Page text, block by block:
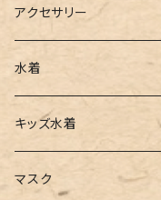
ベスト
チュニック
タンクトップ
キャミソール
ワイドパンツ
カーゴパンツ
サロペット
ガウチョ
サロペット
オールインワン
パンプス
サンダル
スニーカー
フラットシューズ
トートバッグ
ショルダー
バックパック
カゴバッグ
アクセサリー
その他
水着
ワンピース
ビキニ
キッズ水着
女の子
マスク